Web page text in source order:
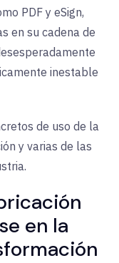
PDF y eSign,
en su cadena de
inestable
de uso de la
y varias de las
en la